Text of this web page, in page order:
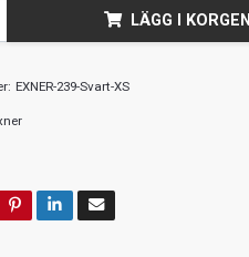
LÄGG I KORGEN
EXNER-239-Svart-XS